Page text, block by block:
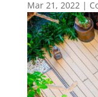
Mar 21, 2022|